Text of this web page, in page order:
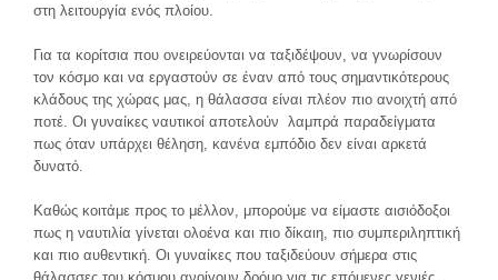
στη λειτουργία ενός πλοίου.
Για τα κορίτσια που ονειρεύονται να ταξιδέψουν, να γνωρίσουν
τον κόσμο και να εργαστούν σε έναν από τους σημαντικότερους
κλάδους της χώρας μας, η θάλασσα είναι πλέον πιο ανοιχτή από
ποτέ. Οι γυναίκες ναυτικοί αποτελούν λαμπρά παραδείγματα
πως όταν υπάρχει θέληση, κανένα εμπόδιο δεν είναι αρκετά
δυνατό.
Καθώς κοιτάμε προς το μέλλον, μπορούμε να είμαστε αισιόδοξοι
πως η ναυτιλία γίνεται ολοένα και πιο δίκαιη, πιο συμπεριληπτική
και πιο αυθεντική. Οι γυναίκες που ταξιδεύουν σήμερα στις